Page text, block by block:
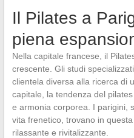
Il Pilates a
piena
Nella capitale francese, il
crescente. Gli studi
clientela diversa alla ricerca di
capitale, la tendenza del
e armonia corporea. I parigini,
vita frenetico, trovano in
rilassante e rivitalizzante.